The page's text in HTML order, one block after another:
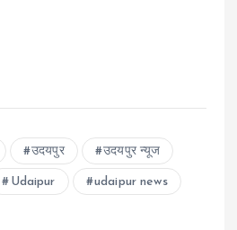
उदयपुर उदयपुर न्यूज
Udaipur udaipur news